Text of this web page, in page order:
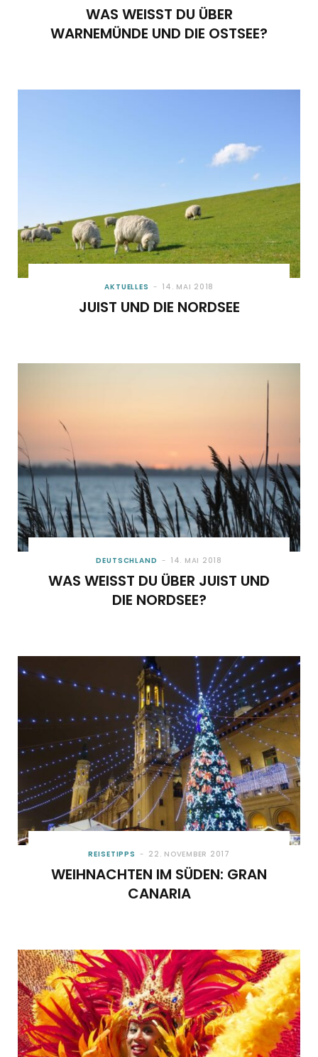
WAS WEISST DU ÜBER W
ARNEMÜNDE UND DIE OSTSEE?
AKTUELLES 14. MAI 2018
JUIST UND DIE NORDSEE
DEUTSCHLAND 14. MAI 2018
WAS WEISST DU ÜBER JUIST UND D
IE NORDSEE?
REISETIPPS 22. NOVEMBER 2017
WEIHNACHTEN IM SÜDEN: GRAN
CANARIA